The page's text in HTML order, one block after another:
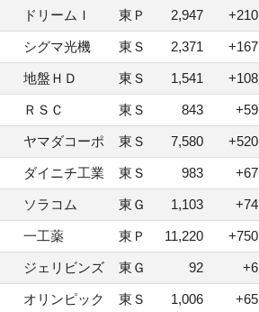
ドリームＩ 東Ｐ 2,947 +210
シグマ光機 東Ｓ 2,371 +167
地盤ＨＤ 東Ｓ 1,541 +108
ＲＳＣ 東Ｓ 843 +59
ヤマダコーポ 東Ｓ 7,580 +520
ダイニチ工業 東Ｓ 983 +67
ソラコム 東Ｇ 1,103 +74
一工薬 東Ｐ 11,220 +750
ジェリビンズ 東Ｇ 92 +6
オリンピック 東Ｓ 1,006 +65